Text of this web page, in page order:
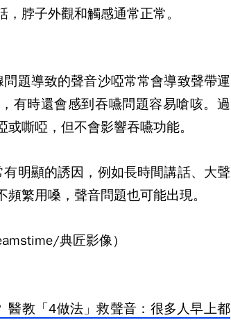
脖子外觀和觸感通常正常。
問題導致的聲音沙啞常常會導致聲帶運
有時還會感到吞嚥問題容易嗆咳。過
嘶啞，但不會影響吞嚥功能。
明顯的誘因，例如長時間講話、大聲
繁用嗓，聲音問題也可能出現。
典匠影像）
醫教「4做法」救聲音：很多人早上都